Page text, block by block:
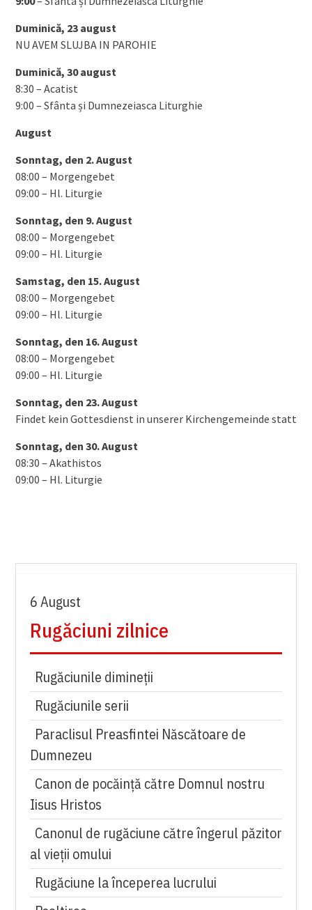
Duminică, 23 august
NU AVEM SLUJBA IN PAROHIE
Duminică, 30 august
8:30 – Acatist
9:00 – Sfânta și Dumnezeiasca Liturghie
August
Sonntag, den 2. August
08:00 – Morgengebet
09:00 – Hl. Liturgie
Sonntag, den 9. August
08:00 – Morgengebet
09:00 – Hl. Liturgie
Samstag, den 15. August
08:00 – Morgengebet
09:00 – Hl. Liturgie
Sonntag, den 16. August
08:00 – Morgengebet
09:00 – Hl. Liturgie
Sonntag, den 23. August
Findet kein Gottesdienst in unserer Kirchengemeinde statt
Sonntag, den 30. August
08:30 – Akathistos
09:00 – Hl. Liturgie
6 August
Rugăciuni zilnice
Rugăciunile dimineții
Rugăciunile serii
Paraclisul Preasfintei Născătoare de
Dumnezeu
Canon de pocăință către Domnul nostru
Iisus Hristos
Canonul de rugăciune către îngerul păzitor
al vieții omului
Rugăciune la începerea lucrului